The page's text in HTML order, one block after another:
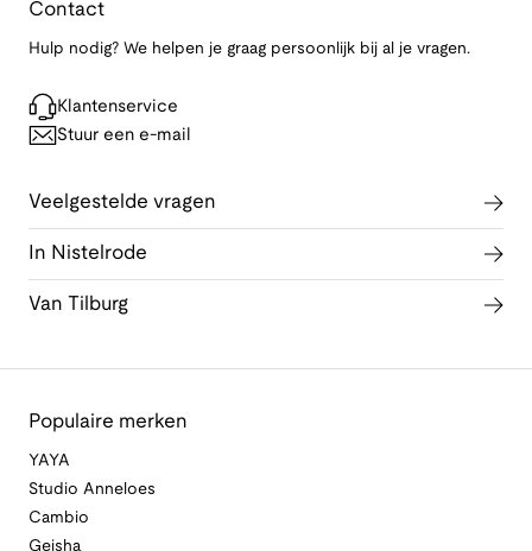
Contact
Hulp nodig? We helpen je graag persoonlijk bij al je vragen.
Klantenservice
Stuur een e-mail
Veelgestelde vragen
In Nistelrode
Van Tilburg
Populaire merken
YAYA
Studio Anneloes
Cambio
Geisha